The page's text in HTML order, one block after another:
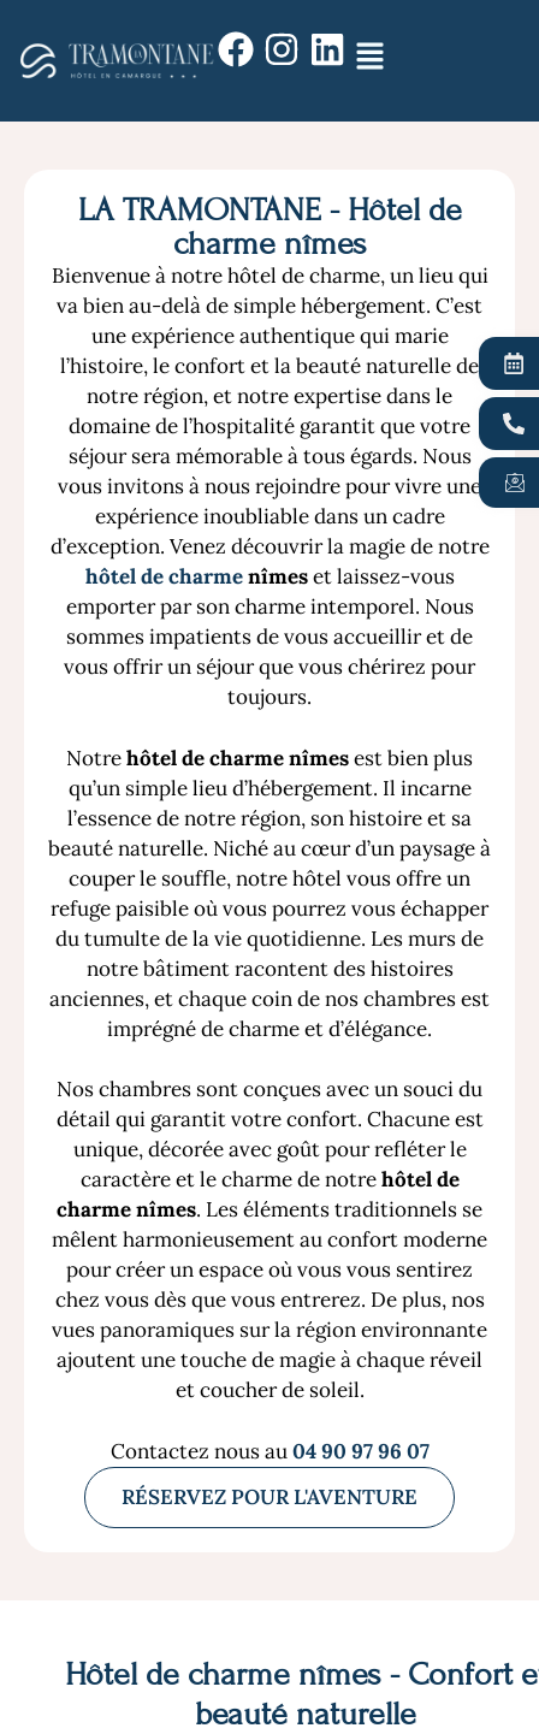
LA TRAMONTANE - Hôtel de
charme nîmes
Bienvenue à notre hôtel de charme, un lieu qui
va bien au-delà de simple hébergement. C’est
une expérience authentique qui marie
l’histoire, le confort et la beauté naturelle de
notre région, et notre expertise dans le
domaine de l’hospitalité garantit que votre
séjour sera mémorable à tous égards. Nous
vous invitons à nous rejoindre pour vivre une
expérience inoubliable dans un cadre
d’exception. Venez découvrir la magie de notre
hôtel de charmenîmeset laissez-vous
emporter par son charme intemporel. Nous
sommes impatients de vous accueillir et de
vous offrir un séjour que vous chérirez pour
toujours.
Notrehôtel de charme nîmesest bien plus
qu’un simple lieu d’hébergement. Il incarne
l’essence de notre région, son histoire et sa
beauté naturelle. Niché au cœur d’un paysage à
couper le souffle, notre hôtel vous offre un
refuge paisible où vous pourrez vous échapper
du tumulte de la vie quotidienne. Les murs de
notre bâtiment racontent des histoires
anciennes, et chaque coin de nos chambres est
imprégné de charme et d’élégance.
Nos chambres sont conçues avec un souci du
détail qui garantit votre confort. Chacune est
unique, décorée avec goût pour refléter le
caractère et le charme de notrehôtel de
charme nîmes. Les éléments traditionnels se
mêlent harmonieusement au confort moderne
pour créer un espace où vous vous sentirez
chez vous dès que vous entrerez. De plus, nos
vues panoramiques sur la région environnante
ajoutent une touche de magie à chaque réveil
et coucher de soleil.
Contactez nous au04 90 97 96 07
RÉSERVEZ POUR L'AVENTURE
Hôtel de charme nîmes - Confort
beauté naturelle